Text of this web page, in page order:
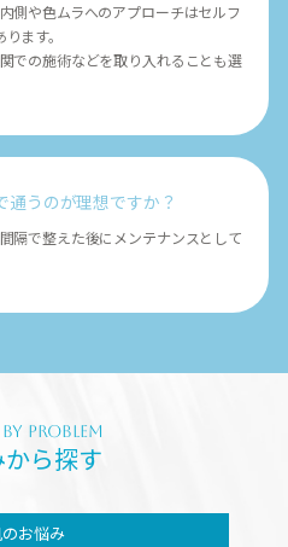
側や色ムラへのアプローチはセルフ
ます。
での施術などを取り入れることも選
通うのが理想ですか？
隔で整えた後にメンテナンスとして
PROBLEM
から探す
お悩み